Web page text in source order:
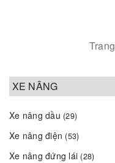
Trang
XE NÂNG
Xe nâng dầu (29)
Xe nâng điện (53)
Xe nâng đứng lái (28)